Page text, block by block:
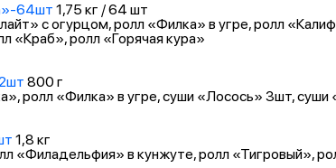
64шт 1,75 кг / 64 шт
с огурцом, ролл «Филка» в угре, ролл
«Краб», ролл «Горячая кура»
800 г
ролл «Филка» в угре, суши «Лосось» 3шт,
1,8 кг
«Филадельфия» в кунжуте, ролл «Тигровый»,